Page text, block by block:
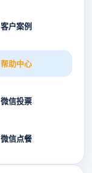
客户案例
帮助中心
微信投票
微信点餐